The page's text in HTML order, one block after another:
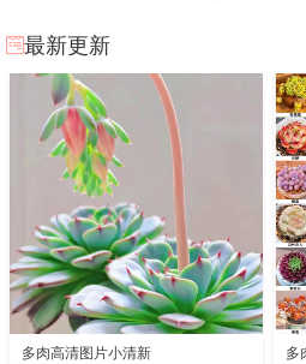
最新更新
多肉高清图片小清新 多